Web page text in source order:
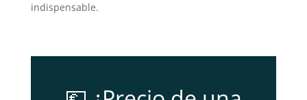
indispensable.